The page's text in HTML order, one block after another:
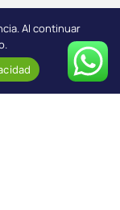
Al continuar